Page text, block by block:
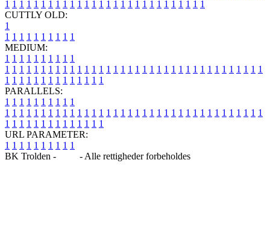
1 1 1 1 1 1 1 1 1 1 1 1 1 1 1 1 1 1 1 1 1 1 1 1 1 1 1 1
CUTTLY OLD:
1
1 1 1 1 1 1 1 1 1 1
MEDIUM:
1 1 1 1 1 1 1 1 1 1
1 1 1 1 1 1 1 1 1 1 1 1 1 1 1 1 1 1 1 1 1 1 1 1 1 1 1 1 1 1 1 1 1 1 1 1
1 1 1 1 1 1 1 1 1 1 1 1 1 1
PARALLELS:
1 1 1 1 1 1 1 1 1 1
1 1 1 1 1 1 1 1 1 1 1 1 1 1 1 1 1 1 1 1 1 1 1 1 1 1 1 1 1 1 1 1 1 1 1 1
1 1 1 1 1 1 1 1 1 1 1 1 1 1
URL PARAMETER:
1 1 1 1 1 1 1 1 1 1
BK Trolden -
- Alle rettigheder forbeholdes